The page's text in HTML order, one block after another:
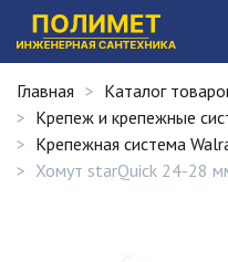
Главная
Каталог
Крепеж и крепежные
Крепежная система
Хомут starQuick 24-28